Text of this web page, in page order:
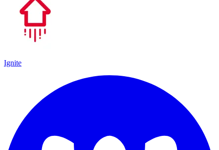
Ignite